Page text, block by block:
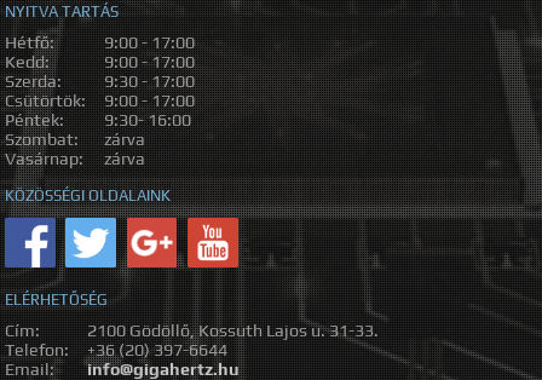
NYITVA TARTÁS
Hétfő:
9:00 - 17:00
Kedd:
9:00 - 17:00
Szerda:
9:30 - 17:00
Csütörtök:
9:00 - 17:00
Péntek:
9:30- 16:00
Szombat:
zárva
Vasárnap:
zárva
KÖZÖSSÉGI OLDALAINK
ELÉRHETŐSÉG
Cím:
2100 Gödöllő, Kossuth Lajos u. 31-33.
Telefon:
+36 (20) 397-6644
Email:
info@gigahertz.hu